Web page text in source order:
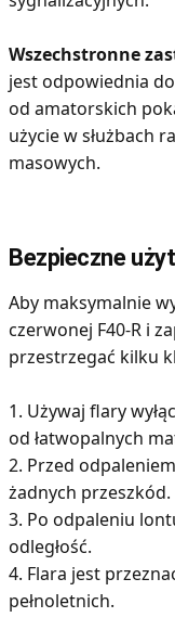
Wszechstronne
jest odpowiednia
od amatorskich
użycie w służbach
masowych.
Bezpieczne
Aby maksymalnie
czerwonej F40-R i
przestrzegać kilku
1. Używaj flary
od łatwopalnych
2. Przed
żadnych przeszkód.
3. Po odpaleniu
odległość.
4. Flara jest
pełnoletnich.